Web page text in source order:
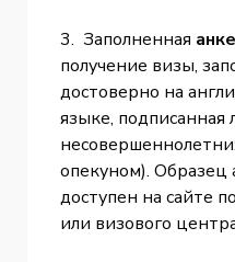
3. Заполненная
получение визы,
достоверно на
языке, подписанная
опекуном).
доступен на сайте
или визового